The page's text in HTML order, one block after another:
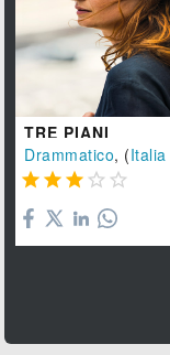
TRE PIANI
Drammatico, (Italia
    